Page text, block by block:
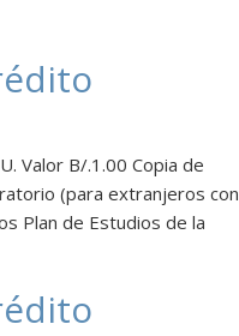
Valor B/.1.00 Copia de
(para extranjeros con
Plan de Estudios de la